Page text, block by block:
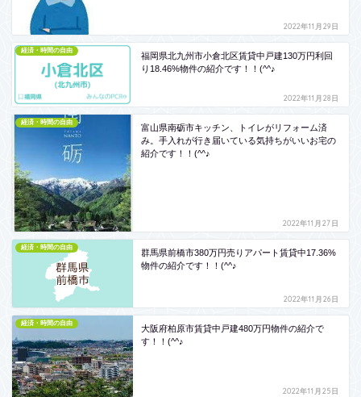
2022年11月29日
経済・時間の自由
福岡県北九州市小倉北区賃貸中戸建130万円利回
り18.46%物件の紹介です！！(^^♪
2022年11月28日
経済・時間の自由
富山県南砺市キッチン、トイレがリフォーム済
み。手入れが行き届いている気持ちがいいお宅の
紹介です！！(^^♪
2022年11月27日
経済・時間の自由
群馬県前橋市380万円売りアパート賃貸中17.36%
物件の紹介です！！(^^♪
2022年11月26日
経済・時間の自由
大阪府柏原市賃貸中戸建480万円物件の紹介で
す！！(^^♪
2022年11月25日